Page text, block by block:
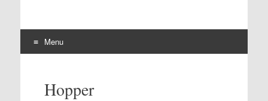
Menu
contentHopper